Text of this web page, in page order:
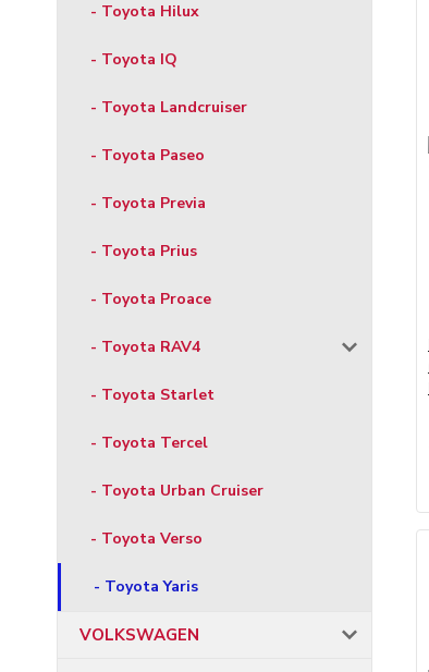
- Toyota Hilux
- Toyota IQ
- Toyota Landcruiser
- Toyota Paseo
- Toyota Previa
- Toyota Prius
- Toyota Proace
- Toyota RAV4
- Toyota Starlet
- Toyota Tercel
- Toyota Urban Cruiser
- Toyota Verso
- Toyota Yaris
VOLKSWAGEN